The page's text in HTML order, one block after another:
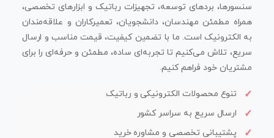
سنسورها، بردهای توسعه، تجهیزات رباتیک و ابزارهای تخصصی،
همراه مطمئن مهندسان، دانشجویان، تعمیرکاران و علاقه‌مندان
به الکترونیک است. ما با تضمین کیفیت، قیمت مناسب و ارسال
سریع، تلاش می‌کنیم تا تجربه‌ای ساده، مطمئن و حرفه‌ای را برای
مشتریان خود فراهم کنیم.
تنوع محصولات الکترونیکی و رباتیک
ارسال سریع به سراسر کشور
پشتیبانی تخصصی و مشاوره خرید